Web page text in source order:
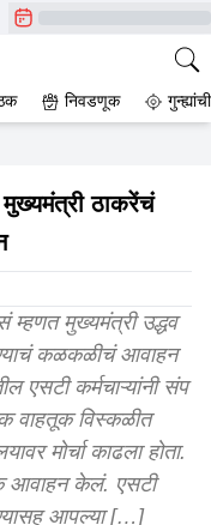
CrimeTak
निवडणूक
appeal to st
ठाकरेंचं
म्हणत मुख्यमंत्री उद्धव
कळकळीचं आवाहन
एसटी कर्मचाऱ्यांनी संप
वाहतूक विस्कळीत
मोर्चा काढला होता.
आवाहन केलं. एसटी
आपल्या […]